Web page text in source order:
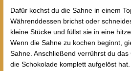
Dafür kochst du die Sahne in einem
Währenddessen brichst oder
kleine Stücke und füllst sie in eine
Wenn die Sahne zu kochen beginnt,
Sahne. Anschließend verrührst du
die Schokolade komplett aufgelöst